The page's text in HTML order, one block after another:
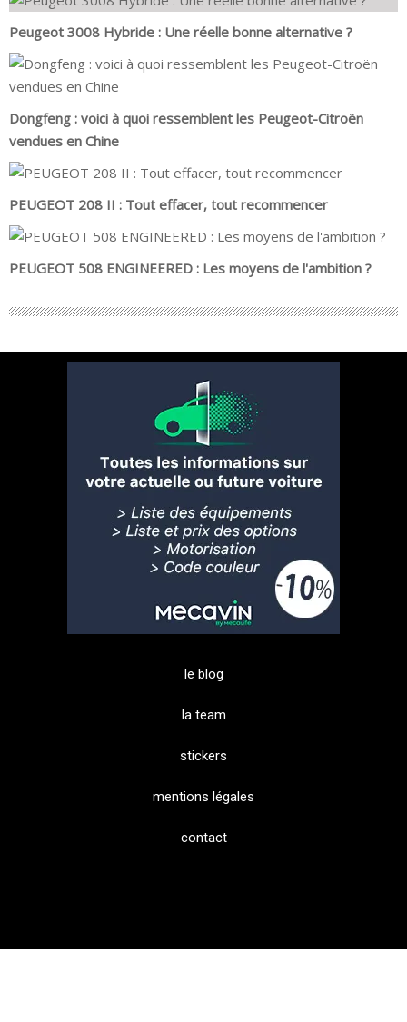
Peugeot 3008 Hybride : Une réelle bonne alternative ?
Dongfeng : voici à quoi ressemblent les Peugeot-Citroën
vendues en Chine
PEUGEOT 208 II : Tout effacer, tout recommencer
PEUGEOT 508 ENGINEERED : Les moyens de l'ambition ?
le blog
la team
stickers
mentions légales
contact